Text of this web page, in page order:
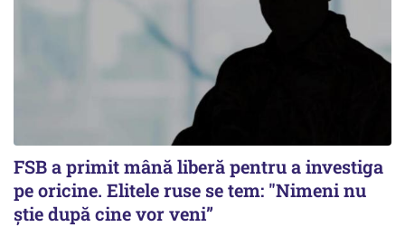
FSB a primit mână liberă pentru a investiga
pe oricine. Elitele ruse se tem: "Nimeni nu
știe după cine vor veni”